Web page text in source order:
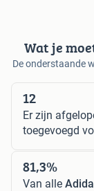
Wat je
De onderstaande
12
Er zijn
toegevoegd
81,3%
Van alle